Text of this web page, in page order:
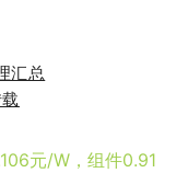
汇总
元/W，组件0.91